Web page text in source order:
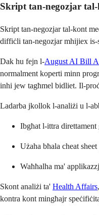
Skript tan-negozjar
Skript tan-negozjar tal-kont
diffiċli tan-negozjar mhijiex
Dak hu fejn l-August AI Bill
normalment koperti minn
inhi jew tagħmel bidliet. Il-
Ladarba jkollok l-analiżi u l-
Ibgħat l-ittra
Użaha bħala cheat
Waħħalha ma'
Skont analiżi ta' Health Affairs
kontra kont mingħajr